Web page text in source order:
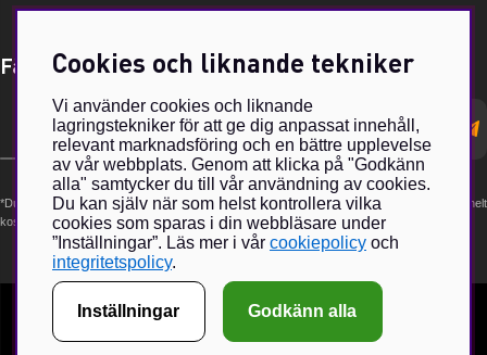
Få Magasin Vildmarken direkt till din e-post!*
postadress
*Du kan även få erbjudanden och nyheter från samarbetspartners. Din prenumeration är helt
kostnadsfri och kan avslutas när som helst.
Cookies och liknande tekniker
Vi använder cookies och liknande
lagringstekniker för att ge dig anpassat innehåll,
relevant marknadsföring och en bättre upplevelse
av vår webbplats. Genom att klicka på "Godkänn
alla" samtycker du till vår användning av cookies.
Du kan själv när som helst kontrollera vilka
cookies som sparas i din webbläsare under
”Inställningar”. Läs mer i vår cookiepolicy och
integritetspolicy.
Inställningar Godkänn alla